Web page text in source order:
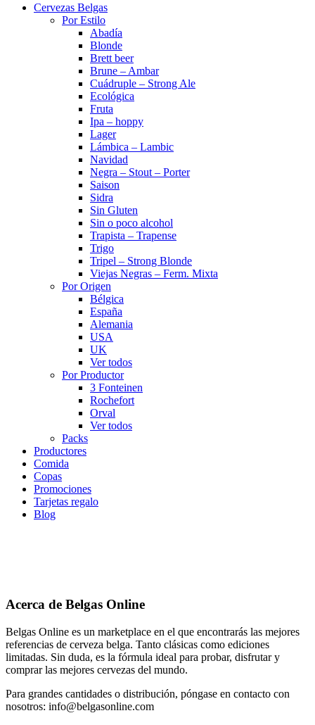
Cervezas Belgas
Por Estilo
Abadía
Blonde
Brett beer
Brune – Ambar
Cuádruple – Strong Ale
Ecológica
Fruta
Ipa – hoppy
Lager
Lámbica – Lambic
Navidad
Negra – Stout – Porter
Saison
Sidra
Sin Gluten
Sin o poco alcohol
Trapista – Trapense
Trigo
Tripel – Strong Blonde
Viejas Negras – Ferm. Mixta
Por Origen
Bélgica
España
Alemania
USA
UK
Ver todos
Por Productor
3 Fonteinen
Rochefort
Orval
Ver todos
Packs
Productores
Comida
Copas
Promociones
Tarjetas regalo
Blog
Acerca de Belgas Online
Belgas Online es un marketplace en el que encontrarás las mejores
referencias de cerveza belga. Tanto clásicas como ediciones
limitadas. Sin duda, es la fórmula ideal para probar, disfrutar y
comprar las mejores cervezas del mundo.
Para grandes cantidades o distribución, póngase en contacto con
nosotros: info@belgasonline.com